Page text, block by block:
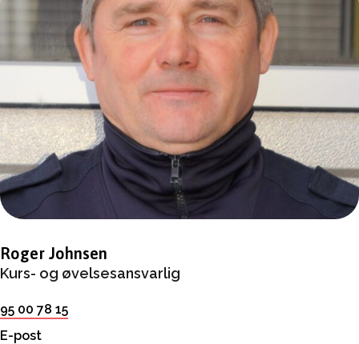
Roger Johnsen
Kurs- og øvelsesansvarlig
95 00 78 15
E-post